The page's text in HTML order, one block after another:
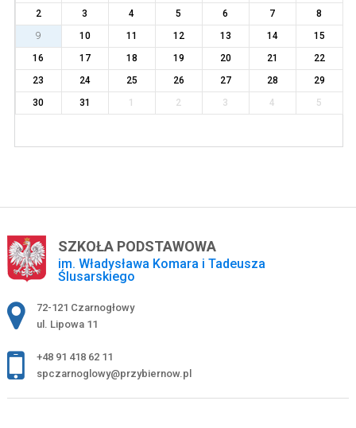
2
3 4 5 6 7
8
9
10 11 12 13 14
15
16
17 18 19 20 21
22
23
24 25 26 27 28
29
30
31 1 2 3 4 5
SZKOŁA PODSTAWOWA
im. Władysława Komara i Tadeusza
Ślusarskiego
Adres pocztowy:
72-121 Czarnogłowy
ul. Lipowa 11
+48 91 418 62 11
spczarnoglowy@przybiernow.pl